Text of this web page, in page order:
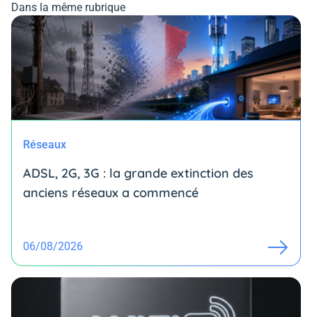
Dans la même rubrique
Réseaux
ADSL, 2G, 3G : la grande extinction des
anciens réseaux a commencé
06/08/2026